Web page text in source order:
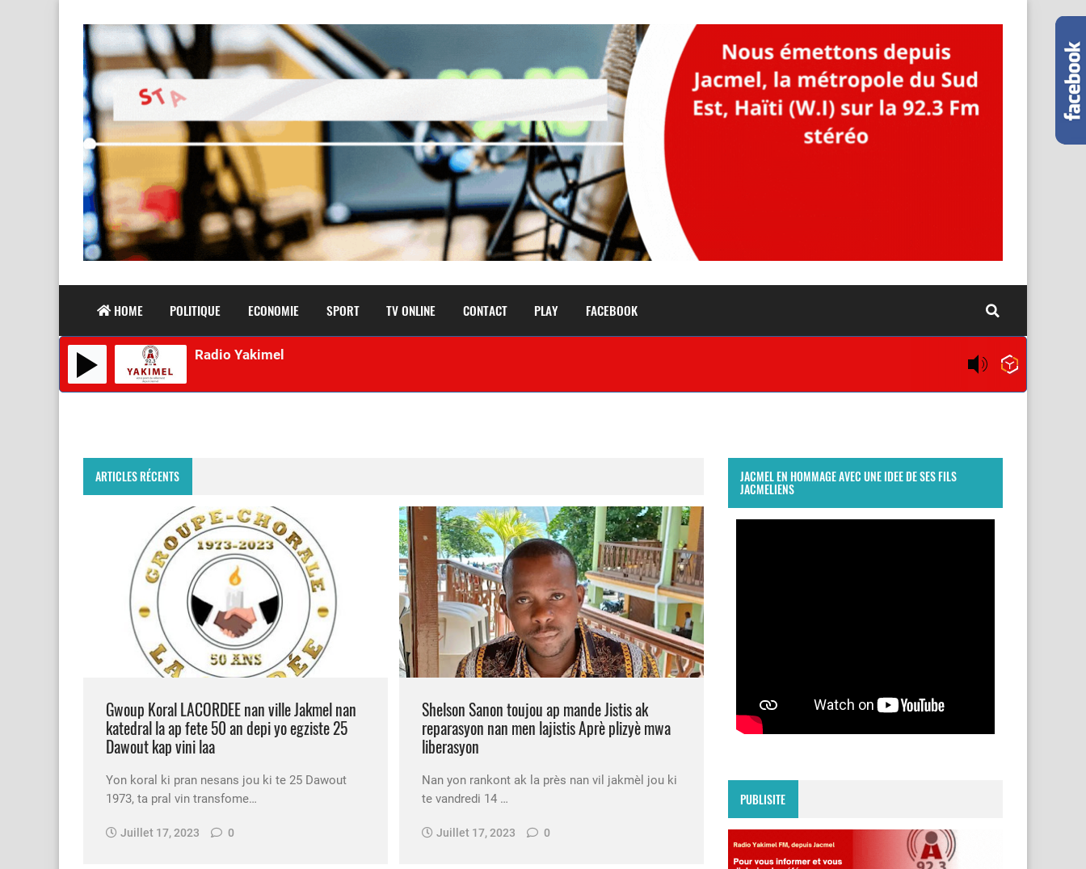
HOME POLITIQUE ECONOMIE SPORT TV ONLINE CONTACT PLAY FACEBOOK
Radio Yakimel
ARTICLES RÉCENTS
Gwoup Koral LACORDEE nan ville Jakmel nan
katedral la ap fete 50 an depi yo egziste 25
Dawout kap vini laa
Yon koral ki pran nesans jou ki te 25 Dawout
1973, ta pral vin transfome…
Juillet 17, 2023 0
Shelson Sanon toujou ap mande Jistis ak
reparasyon nan men lajistis Aprè plizyè mwa
liberasyon
Nan yon rankont ak la près nan vil jakmèl jou ki
te vandredi 14 …
Juillet 17, 2023 0
JACMEL EN HOMMAGE AVEC UNE IDEE DE SES FILS
JACMELIENS
PUBLISITE